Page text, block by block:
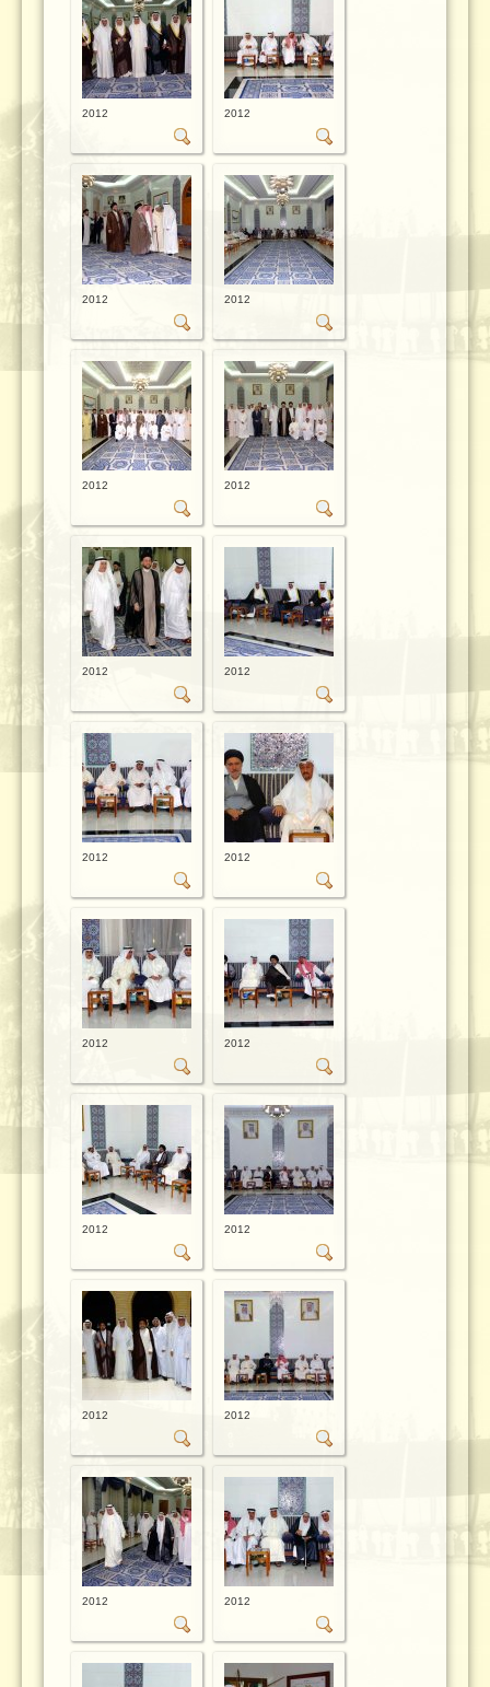
2012 2012
2012 2012
2012 2012
2012 2012
2012 2012
2012 2012
2012 2012
2012 2012
2012 2012